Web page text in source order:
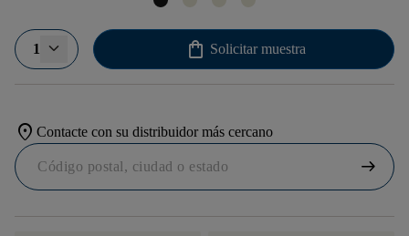
1 shopping_bag Solicitar muestra
location_on Contacte con su distribuidor más cercano
arrow_right_alt